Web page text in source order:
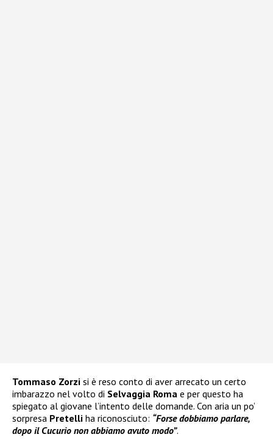
Tommaso Zorzi si è reso conto di aver arrecato un certo
imbarazzo nel volto di Selvaggia Roma e per questo ha
spiegato al giovane l’intento delle domande. Con aria un po’
sorpresa Pretelli ha riconosciuto: “Forse dobbiamo parlare,
dopo il Cucurio non abbiamo avuto modo”.